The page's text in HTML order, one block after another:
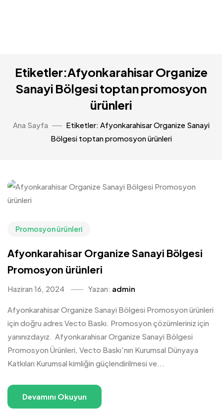
Etiketler:Afyonkarahisar Organize
Sanayi Bölgesi toptan promosyon
ürünleri
Ana Sayfa
Etiketler: Afyonkarahisar Organize Sanayi
Bölgesi toptan promosyon ürünleri
Promosyon ürünleri
Afyonkarahisar Organize Sanayi Bölgesi
Promosyon ürünleri
Haziran 16, 2024 Yazan: admin
Afyonkarahisar Organize Sanayi Bölgesi Promosyon ürünleri
için doğru adres Vecto Baskı. Promosyon çözümleriniz için
yanınızdayız. Afyonkarahisar Organize Sanayi Bölgesi
Promosyon Ürünleri, Vecto Baskı'nın Kurumsal Dünyaya
Katkıları Kurumsal kimliğin güçlendirilmesi ve...
Devamını Okuyun